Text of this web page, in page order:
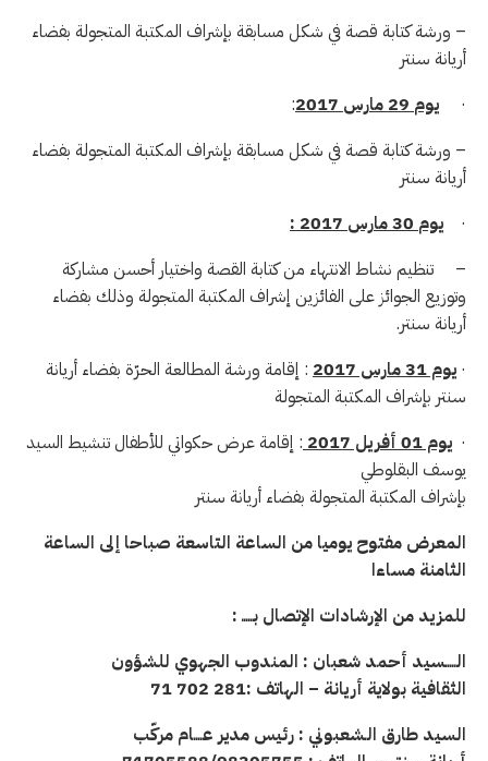
– ورشة كتابة قصة في شكل مسابقة بإشراف المكتبة المتجولة بفضاء
أريانة سنتر
· يوم29 مارس2017
:
– ورشة كتابة قصة في شكل مسابقة بإشراف المكتبة المتجولة بفضاء
أريانة سنتر
· يوم30 مارس2017 :
– تنظيم نشاط الانتهاء من كتابة القصة واختيار أحسن مشاركة
وتوزيع الجوائز على الفائزين إشراف المكتبة المتجولة وذلك بفضاء
أريانة سنتر.
· يوم 31 مارس 2017
: إقامة ورشة المطالعة الحرّة بفضاء أريانة
سنتر بإشراف المكتبة المتجولة
· يوم 01 أفريل 2017
: إقامة عرض حكواتي للأطفال تنشيط السيد
يوسف البقلوطي
بإشراف المكتبة المتجولة بفضاء أريانة سنتر
المعرض مفتوح يوميا من الساعة التاسعة صباحا إلى الساعة
الثامنة مساءا
للمزيد من الإرشادات الإتصال بـــــ :
الـــــسيد أحمد شعبان : المندوب الجهوي للشؤون
الثقافية بولاية أريانة – الهاتف :281 702 71
السيد طارق الـشعبوني : رئيس مدير عــــام مركّب